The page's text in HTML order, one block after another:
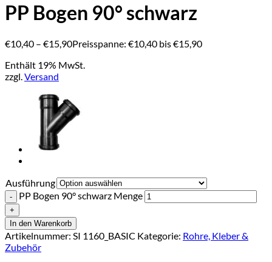
PP Bogen 90° schwarz
€10,40 – €15,90Preisspanne: €10,40 bis €15,90
Enthält 19% MwSt.
zzgl.Versand
Ausführung
PP Bogen 90° schwarz Menge
In den Warenkorb
Artikelnummer: SI 1160_BASIC Kategorie: Rohre, Kleber &
Zubehör